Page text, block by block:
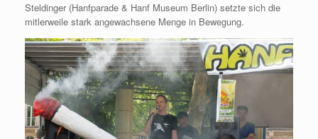
Steldinger (Hanfparade & Hanf Museum Berlin) setzte sich die
mitlerweile stark angewachsene Menge in Bewegung.